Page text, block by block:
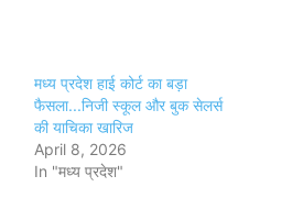
मध्य प्रदेश हाई कोर्ट का बड़ा
फैसला...निजी स्कूल और बुक सेलर्स
की याचिका खारिज
April 8, 2026
In "मध्य प्रदेश"